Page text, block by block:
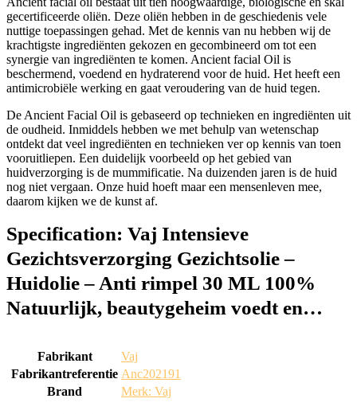
gecertificeerde oliën. Deze oliën hebben in de geschiedenis vele
nuttige toepassingen gehad. Met de kennis van nu hebben wij de
krachtigste ingrediënten gekozen en gecombineerd om tot een
synergie van ingrediënten te komen. Ancient facial Oil is
beschermend, voedend en hydraterend voor de huid. Het heeft een
antimicrobiële werking en gaat veroudering van de huid tegen.
De Ancient Facial Oil is gebaseerd op technieken en ingrediënten uit
de oudheid. Inmiddels hebben we met behulp van wetenschap
ontdekt dat veel ingrediënten en technieken ver op kennis van toen
vooruitliepen. Een duidelijk voorbeeld op het gebied van
huidverzorging is de mummificatie. Na duizenden jaren is de huid
nog niet vergaan. Onze huid hoeft maar een mensenleven mee,
daarom kijken we de kunst af.
Specification: Vaj Intensieve
Gezichtsverzorging Gezichtsolie –
Huidolie – Anti rimpel 30 ML 100%
Natuurlijk, beautygeheim voedt en…
Fabrikant
‎Vaj
Fabrikantreferentie ‎Anc202191
Brand
Merk: Vaj